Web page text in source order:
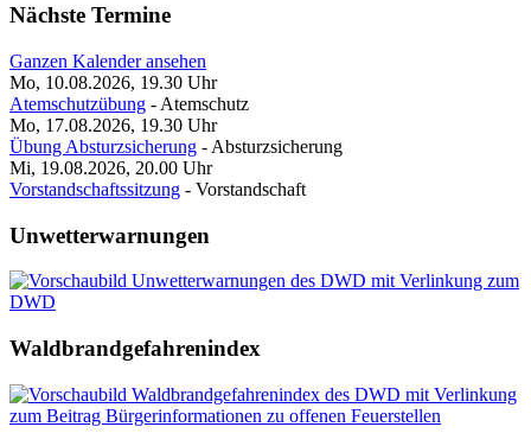
Nächste Termine
Ganzen Kalender ansehen
Mo, 10.08.2026, 19.30 Uhr
Atemschutzübung - Atemschutz
Mo, 17.08.2026, 19.30 Uhr
Übung Absturzsicherung - Absturzsicherung
Mi, 19.08.2026, 20.00 Uhr
Vorstandschaftssitzung - Vorstandschaft
Unwetterwarnungen
Waldbrandgefahrenindex